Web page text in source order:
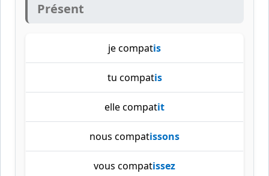
Présent
je compatis
tu compatis
elle compatit
nous compatissons
vous compatissez